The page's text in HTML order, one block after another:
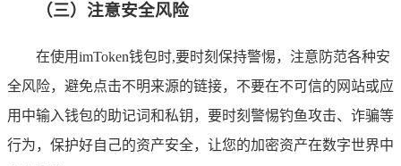
（三）注意安全风险
在使用imToken钱包时,要时刻保持警惕，注意防范各种安
全风险，避免点击不明来源的链接，不要在不可信的网站或应
用中输入钱包的助记词和私钥，要时刻警惕钓鱼攻击、诈骗等
行为，保护好自己的资产安全，让您的加密资产在数字世界中